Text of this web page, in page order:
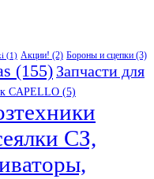
(1) Акции! (2) Бороны и сцепки (3)
(155) Запчасти для
CAPELLO (5)
СЗ,